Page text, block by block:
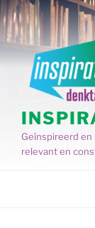
Spring
naar
de
inhoud
Geïnspireerd
relevant en